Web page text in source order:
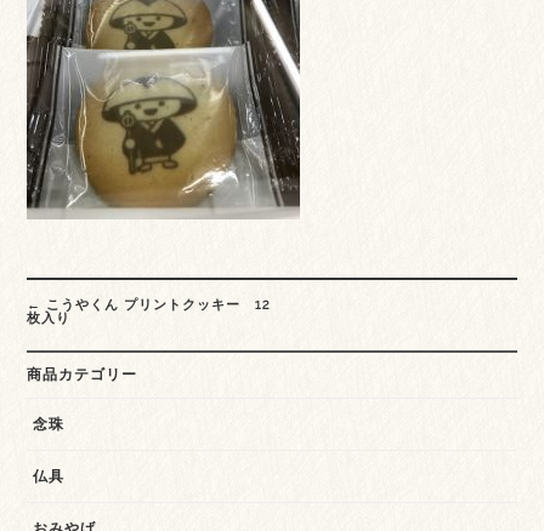
Post
navigation
← こうやくん プリントクッキー 12
枚入り
商品カテゴリー
念珠
仏具